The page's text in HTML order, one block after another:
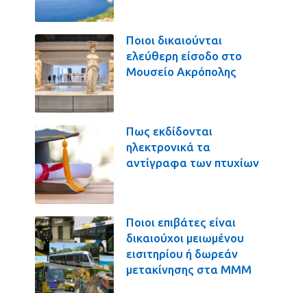
Ποιοι δικαιούνται
ελεύθερη είσοδο στο
Μουσείο Ακρόπολης
Πως εκδίδονται
ηλεκτρονικά τα
αντίγραφα των πτυχίων
Ποιοι επιβάτες είναι
δικαιούχοι μειωμένου
εισιτηρίου ή δωρεάν
μετακίνησης στα ΜΜΜ